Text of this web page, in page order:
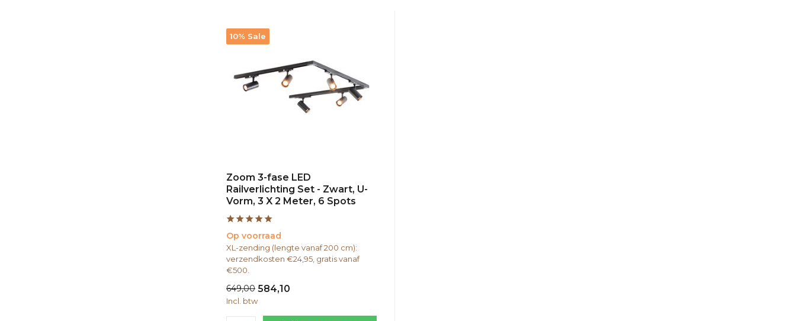
10% Sale
Zoom 3-fase LED
Railverlichting Set - Zwart, U-
Vorm, 3 X 2 Meter, 6 Spots
Op voorraad
XL-zending (lengte vanaf 200 cm):
verzendkosten €24,95, gratis vanaf
€500.
649,00 584,10
Incl. btw